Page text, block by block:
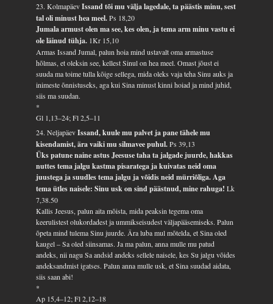
23. KolmapäevIssand tõi mu välja lagedale, ta päästis minu, sest
tal oli minust hea meel.Ps 18,20
Jumala armust olen ma see, kes olen, ja tema arm minu vastu ei
ole läinud tühja. 1Kr 15,10
Armas Issand Jumal, palun hoia mind ustavalt oma armastuse
hõlmas, et oleksin see, kellest Sinul on hea meel. Omast jõust ei
suuda ma toime tulla kõige sellega, mida oleks vaja teha Sinu auks ja
inimeste õnnistuseks, aga kui Sina minust kinni hoiad ja mind juhid,
siis ma suudan.
*
Gl 1,13–24; Fl 2,5–11
24. NeljapäevIssand, kuule mu palvet ja pane tähele mu
kisendamist, ära vaiki mu silmavee puhul.Ps 39,13
Üks patune naine astus Jeesuse taha ta jalgade juurde, hakkas
nuttes tema jalgu kastma pisaratega ja kuivatas neid oma
juustega ja suudles tema jalgu ja võidis neid mürriõliga. Aga
tema ütles naisele: Sinu usk on sind päästnud, mine rahuga!Lk
7,38.50
Kallis Jeesus, palun aita mõista, mida peaksin tegema oma
keerulistest olukordadest ja ummikseisudest väljapääsemiseks. Palun
õpeta mind tulema Sinu juurde. Ära luba mul mõtelda, et Sina oled
kaugel – Sa oled siinsamas. Ja ma palun, anna mulle mu patud
andeks, nii nagu Sa andsid andeks sellele naisele, kes Su jalgu võides
andeksandmist igatses. Palun anna mulle usk, et Sina suudad aidata,
siis saan abi!
*
Ap 15,4–12; Fl 2,12–18